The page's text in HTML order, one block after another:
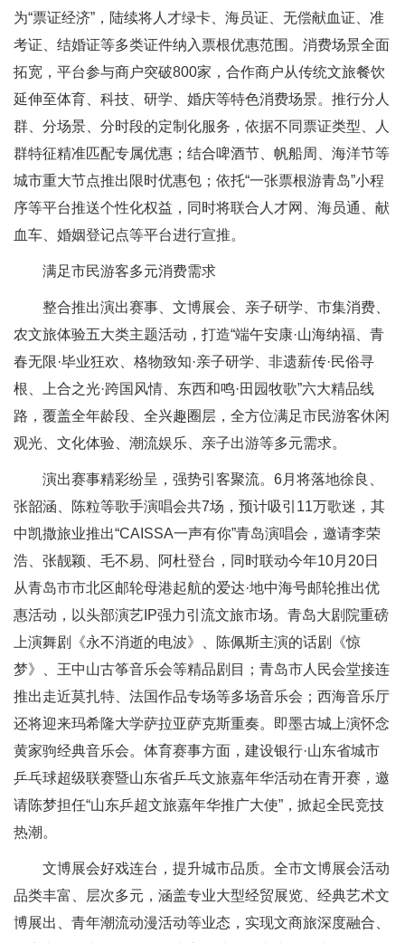
为“票证经济”，陆续将人才绿卡、海员证、无偿献血证、准
考证、结婚证等多类证件纳入票根优惠范围。消费场景全面
拓宽，平台参与商户突破800家，合作商户从传统文旅餐饮
延伸至体育、科技、研学、婚庆等特色消费场景。推行分人
群、分场景、分时段的定制化服务，依据不同票证类型、人
群特征精准匹配专属优惠；结合啤酒节、帆船周、海洋节等
城市重大节点推出限时优惠包；依托“一张票根游青岛”小程
序等平台推送个性化权益，同时将联合人才网、海员通、献
血车、婚姻登记点等平台进行宣推。
满足市民游客多元消费需求
整合推出演出赛事、文博展会、亲子研学、市集消费、
农文旅体验五大类主题活动，打造“端午安康·山海纳福、青
春无限·毕业狂欢、格物致知·亲子研学、非遗薪传·民俗寻
根、上合之光·跨国风情、东西和鸣·田园牧歌”六大精品线
路，覆盖全年龄段、全兴趣圈层，全方位满足市民游客休闲
观光、文化体验、潮流娱乐、亲子出游等多元需求。
演出赛事精彩纷呈，强势引客聚流。6月将落地徐良、
张韶涵、陈粒等歌手演唱会共7场，预计吸引11万歌迷，其
中凯撒旅业推出“CAISSA一声有你”青岛演唱会，邀请李荣
浩、张靓颖、毛不易、阿杜登台，同时联动今年10月20日
从青岛市市北区邮轮母港起航的爱达·地中海号邮轮推出优
惠活动，以头部演艺IP强力引流文旅市场。青岛大剧院重磅
上演舞剧《永不消逝的电波》、陈佩斯主演的话剧《惊
梦》、王中山古筝音乐会等精品剧目；青岛市人民会堂接连
推出走近莫扎特、法国作品专场等多场音乐会；西海音乐厅
还将迎来玛希隆大学萨拉亚萨克斯重奏。即墨古城上演怀念
黄家驹经典音乐会。体育赛事方面，建设银行·山东省城市
乒乓球超级联赛暨山东省乒乓文旅嘉年华活动在青开赛，邀
请陈梦担任“山东乒超文旅嘉年华推广大使”，掀起全民竞技
热潮。
文博展会好戏连台，提升城市品质。全市文博展会活动
品类丰富、层次多元，涵盖专业大型经贸展览、经典艺术文
博展出、青年潮流动漫活动等业态，实现文商旅深度融合、